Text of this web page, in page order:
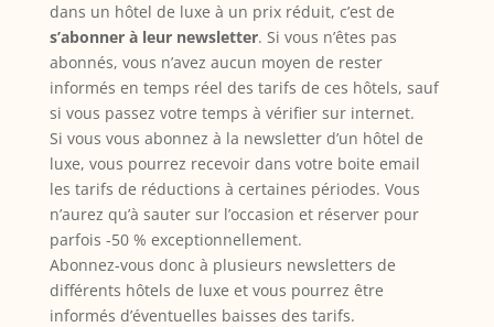
dans un hôtel de luxe à un prix réduit, c’est de
s’abonner à leur newsletter. Si vous n’êtes pas
abonnés, vous n’avez aucun moyen de rester
informés en temps réel des tarifs de ces hôtels, sauf
si vous passez votre temps à vérifier sur internet.
Si vous vous abonnez à la newsletter d’un hôtel de
luxe, vous pourrez recevoir dans votre boite email
les tarifs de réductions à certaines périodes. Vous
n’aurez qu’à sauter sur l’occasion et réserver pour
parfois -50 % exceptionnellement.
Abonnez-vous donc à plusieurs newsletters de
différents hôtels de luxe et vous pourrez être
informés d’éventuelles baisses des tarifs.